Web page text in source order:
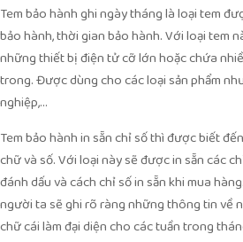
Tem bảo hành ghi ngày tháng là loại tem
bảo hành, thời gian bảo hành. Với loại tem
những thiết bị điện tử cỡ lớn hoặc chứa
trong. Được dùng cho các loại sản phẩm
nghiệp,…
Tem bảo hành in sẵn chỉ số thì được biết
chữ và số. Với loại này sẽ được in sẵn các
đánh dấu và cách chỉ số in sẵn khi mua
người ta sẽ ghi rõ ràng những thông tin về
chữ cái làm đại diện cho các tuần trong